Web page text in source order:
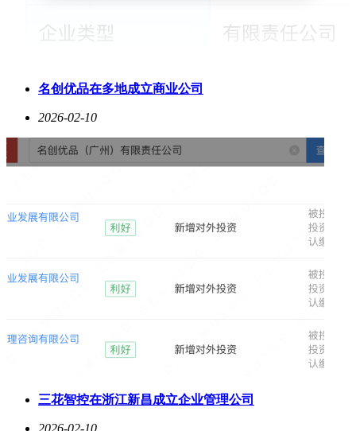
名创优品在多地成立商业公司
2026-02-10
三花智控在浙江新昌成立企业管理公司
2026-02-10